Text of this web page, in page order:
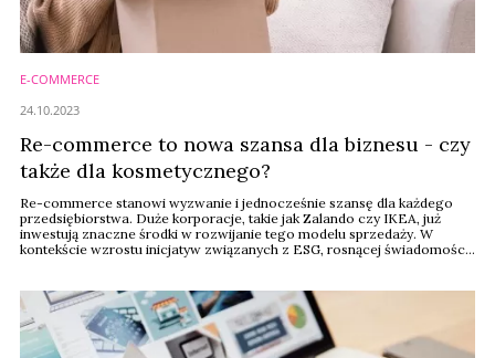
E-COMMERCE
Re-commerce to nowa szansa dla biznesu - czy
także dla kosmetycznego?
Re-commerce stanowi wyzwanie i jednocześnie szansę dla każdego
przedsiębiorstwa. Duże korporacje, takie jak Zalando czy IKEA, już
inwestują znaczne środki w rozwijanie tego modelu sprzedaży. W
kontekście wzrostu inicjatyw związanych z ESG, rosnącej świadomości
jednak, przedsiębiorstwa muszą ...
24.10.2023